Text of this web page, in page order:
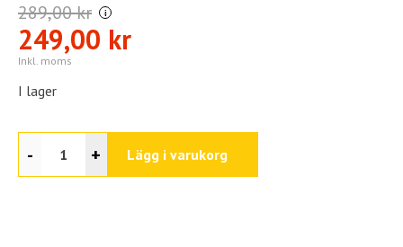
289,00 kr i
249,00 kr
Inkl. moms
I lager
- + Lägg i varukorg